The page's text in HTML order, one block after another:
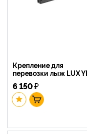
Крепление для
перевозки лыж LUX
6 150₽